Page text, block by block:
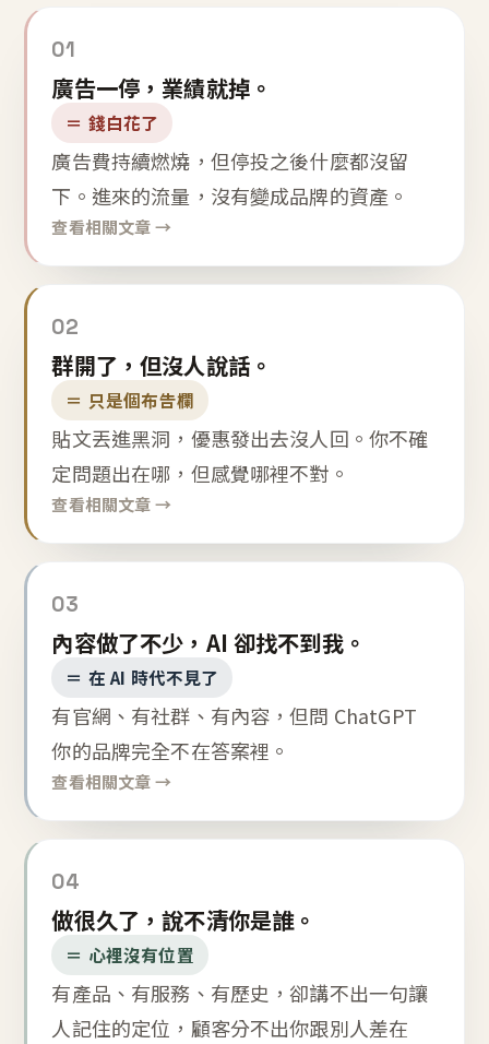
01
廣告一停，業績就掉。
＝ 錢白花了
廣告費持續燃燒，但停投之後什麼都沒留
下。進來的流量，沒有變成品牌的資產。
查看相關文章 →
02
群開了，但沒人說話。
＝ 只是個布告欄
貼文丟進黑洞，優惠發出去沒人回。你不確
定問題出在哪，但感覺哪裡不對。
查看相關文章 →
03
內容做了不少，AI 卻找不到我。
＝ 在 AI 時代不見了
有官網、有社群、有內容，但問 ChatGPT
你的品牌完全不在答案裡。
查看相關文章 →
04
做很久了，說不清你是誰。
＝ 心裡沒有位置
有產品、有服務、有歷史，卻講不出一句讓
人記住的定位，顧客分不出你跟別人差在